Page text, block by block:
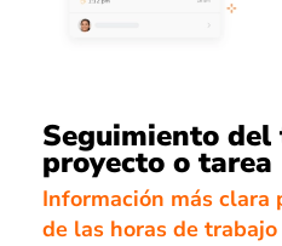
Seguimiento
proyecto o tarea
Información más clara
de las horas de trabajo